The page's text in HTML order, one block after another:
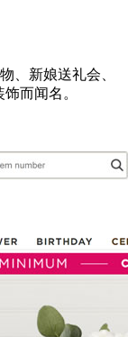
、新娘送礼会、
而闻名。